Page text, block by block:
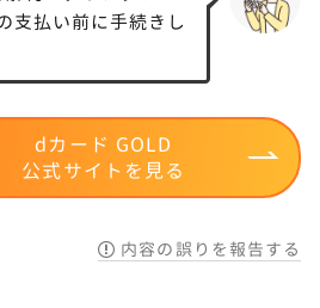
支払い前に手続きし
dカード GOLD
公式サイトを見る
内容の誤りを報告する